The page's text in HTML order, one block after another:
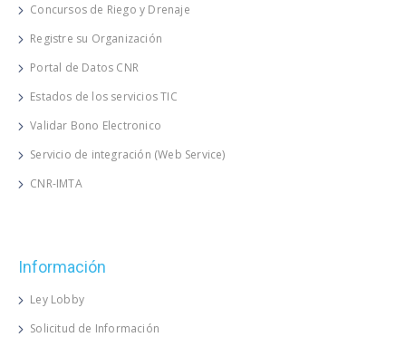
Concursos de Riego y Drenaje
Registre su Organización
Portal de Datos CNR
Estados de los servicios TIC
Validar Bono Electronico
Servicio de integración (Web Service)
CNR-IMTA
Información
Ley Lobby
Solicitud de Información